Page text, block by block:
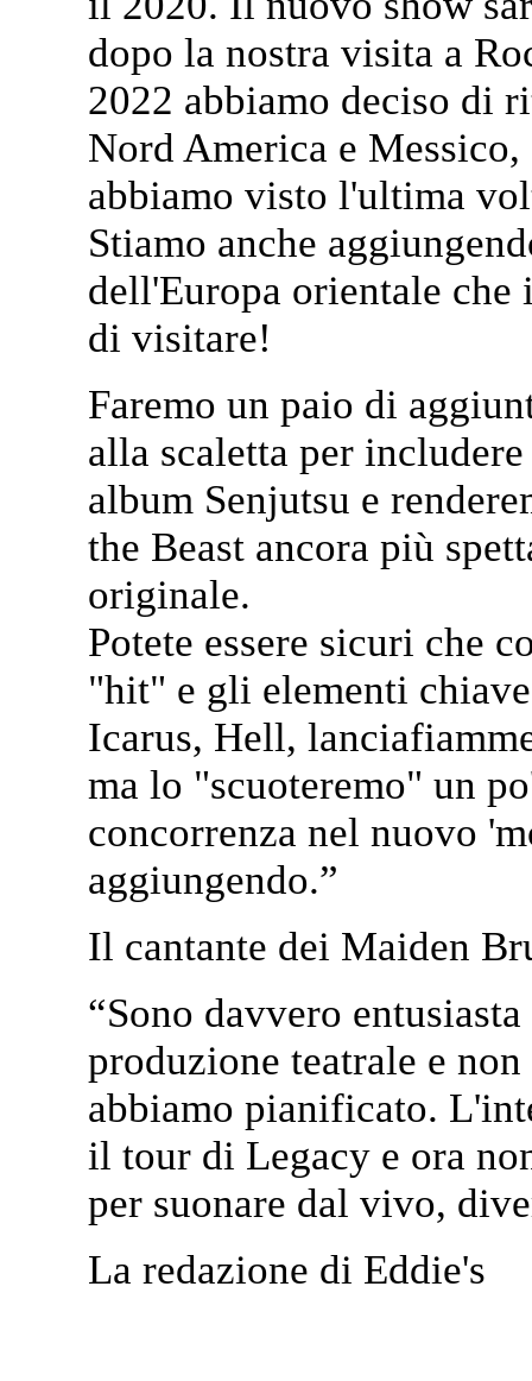
dopo la nostra visita a
2022 abbiamo deciso di
Nord America e
abbiamo visto l'ultima
Stiamo anche
dell'Europa orientale
di visitare!
Faremo un paio di
alla scaletta per
album Senjutsu e
the Beast ancora più
originale.
Potete essere sicuri che
"hit" e gli elementi
Icarus, Hell,
ma lo "scuoteremo" un
concorrenza nel nuovo
aggiungendo.”
Il cantante dei Maiden
“Sono davvero
produzione teatrale e
abbiamo pianificato.
il tour di Legacy e ora
per suonare dal vivo,
La redazione di Eddie's